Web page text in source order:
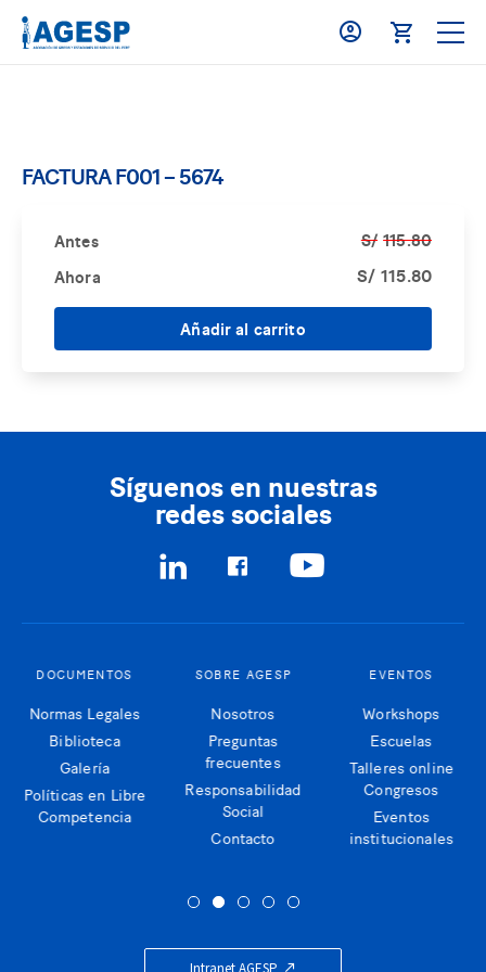
FACTURA F001 – 5674
Antes S/ 115.80
Ahora
S/ 115.80
Añadir al carrito
Síguenos en nuestras
redes sociales
DOCUMENTOS
Normas Legales
Biblioteca
Galería
Políticas en Libre
Competencia
SOBRE AGESP
Nosotros
Preguntas
frecuentes
Responsabilidad
Social
Contacto
EVENTOS
Workshops
Escuelas
Talleres online
Congresos
Eventos
institucionales
Intranet AGESP